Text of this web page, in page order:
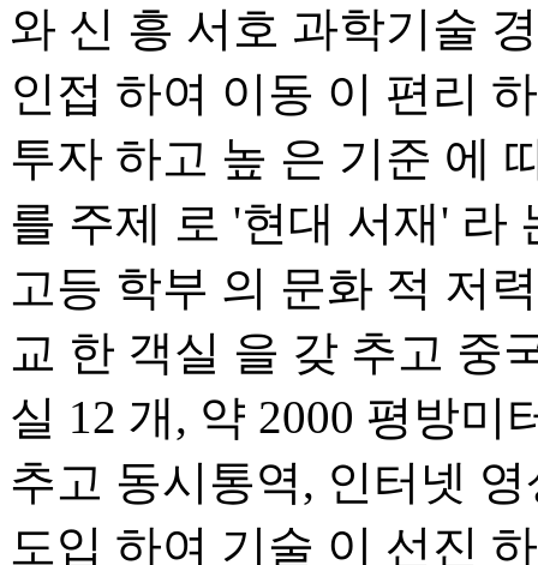
와 신 흥 서호 과학기술
인접 하여 이동 이 편리
투자 하고 높 은 기준 에
를 주제 로 '현대 서재' 라
고등 학부 의 문화 적 저
교 한 객실 을 갖 추고 중
실 12 개, 약 2000 평방미
추고 동시통역, 인터넷
도입 하여 기술 이 선진